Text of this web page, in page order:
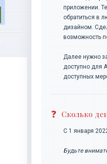
приложении.
обратиться в
дизайном.
возможность
Далее нужно
доступно для
доступных
Сколько
С 1 января
Будьте